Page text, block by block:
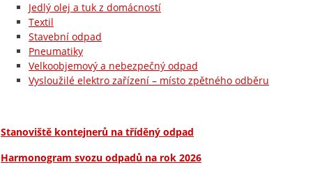
Jedlý olej a tuk z domácností
Textil
Stavební odpad
Pneumatiky
Velkoobjemový a nebezpečný odpad
Vysloužilé elektro zařízení – místo zpětného odběru
Stanoviště kontejnerů na tříděný odpad
Harmonogram svozu odpadů na rok 2026